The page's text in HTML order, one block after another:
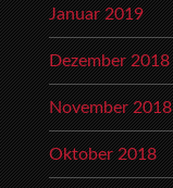
Januar 2019
Dezember 2018
November 2018
Oktober 2018